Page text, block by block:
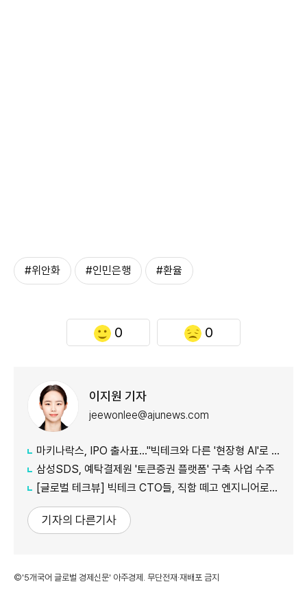
#위안화 #인민은행 #환율
0 0
이지원 기자
jeewonlee@ajunews.com
마키나락스, IPO 출사표…"빅테크와 다른 '현장형 AI'로 승부"
삼성SDS, 예탁결제원 '토큰증권 플랫폼' 구축 사업 수주
[글로벌 테크뷰] 빅테크 CTO들, 직함 떼고 엔지니어로 유턴...'앤트로픽행 러시' 이유는
기자의 다른기사
©'5개국어 글로벌 경제신문' 아주경제. 무단전재·재배포 금지